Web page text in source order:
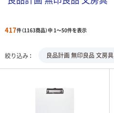
417件（1163商品）中 1～50件を表示
絞り込み 良品計画 無印良品 文房具